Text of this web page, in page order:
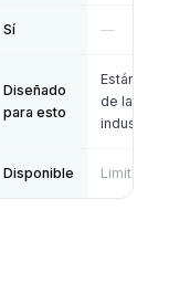
Sí —
Diseñado
para esto
Estándar
de la
industria
Disponible Limitado